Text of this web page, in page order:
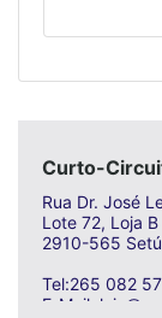
Curto-
Rua Dr. José
Lote 72, Loja B
2910-565
Tel:265 082
E-Mail: